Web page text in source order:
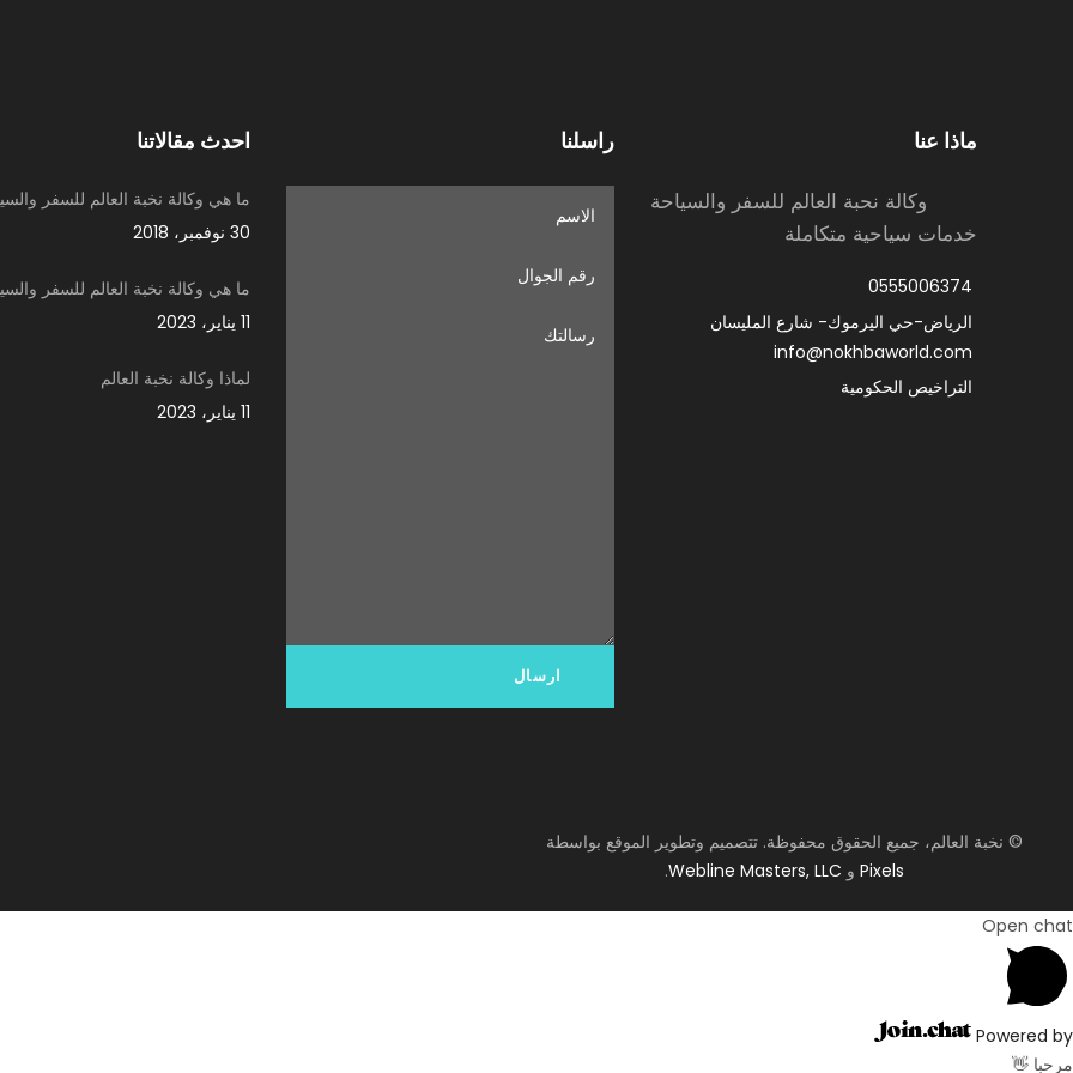
احدث مقالاتنا
ما هي وكالة نخبة العالم للسفر
30 نوفمبر، 2018
ما هي وكالة نخبة العالم للسفر
11 يناير، 2023
لماذا وكالة نخبة العالم
11 يناير، 2023
راسلنا ماذا عنا
وكالة نحبة العالم للسفر والسياحة
خدمات سياحية متكاملة
0555006374
الرياض-حي اليرموك- شارع المليسان
info@nokhbaworld.com
التراخيص الحكومية
© نخبة العالم، جميع الحقوق محفوظة. تتصميم وتطوير الموقع بواسطة
Pixelsو Webline Masters, LLC
.
Open chat
Powered by
مرحبا 👋